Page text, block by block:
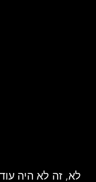
לא, זה לא היה